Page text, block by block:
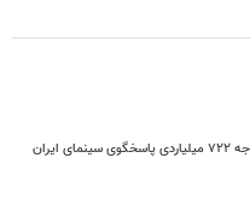
احتمال تغییر زمان جشنواره جهانی فیلم فجر / بودجه ۷۲۲ میلیاردی پاسخگوی سینمای ایران